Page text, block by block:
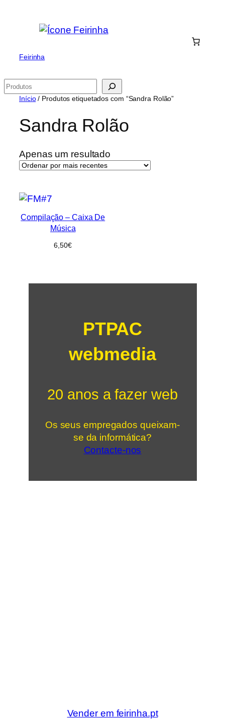
Feirinha
Pesquisar
Início/ Produtos etiquetados com “Sandra Rolão”
Sandra Rolão
Apenas um resultado
Compilação – Caixa De
Música
6,50€
PTPAC
webmedia
20 anos a fazer web
Os seus empregados queixam-
se da informática?
Contacte-nos
Vender em feirinha.pt